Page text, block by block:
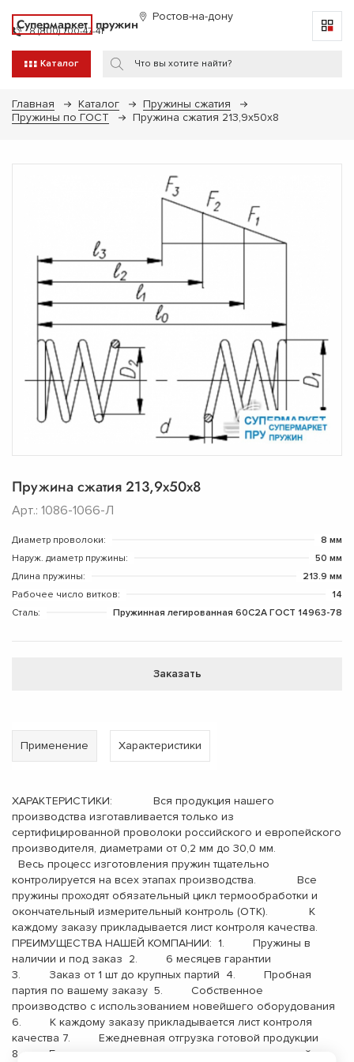
Супермаркет пружин Ростов-на-дону
8 (800) 700-47-41
Каталог
Главная Каталог
Пружины сжатия
Пружины по ГОСТ
Пружина сжатия 213,9х50х8
Пружина сжатия 213,9х50х8
Арт.: 1086-1066-Л
Диаметр проволоки:
8 мм
Наруж. диаметр пружины:
50 мм
Длина пружины:
213.9 мм
Рабочее число витков:
14
Сталь:
Пружинная легированная 60С2А ГОСТ 14963-78
Заказать
Применение Характеристики
ХАРАКТЕРИСТИКИ: Вся продукция нашего
производства изготавливается только из
сертифицированной проволоки российского и европейского
производителя, диаметрами от 0,2 мм до 30,0 мм.
Весь процесс изготовления пружин тщательно
контролируется на всех этапах производства. Все
пружины проходят обязательный цикл термообработки и
окончательный измерительный контроль (ОТК). К
каждому заказу прикладывается лист контроля качества.
ПРЕИМУЩЕСТВА НАШЕЙ КОМПАНИИ: 1. Пружины в
наличии и под заказ 2. 6 месяцев гарантии
3. Заказ от 1 шт до крупных партий 4. Пробная
партия по вашему заказу 5. Собственное
производство с использованием новейшего оборудования
6. К каждому заказу прикладывается лист контроля
качества 7. Ежедневная отгрузка готовой продукции
8. Бесплатная доставка до терминала транспортной